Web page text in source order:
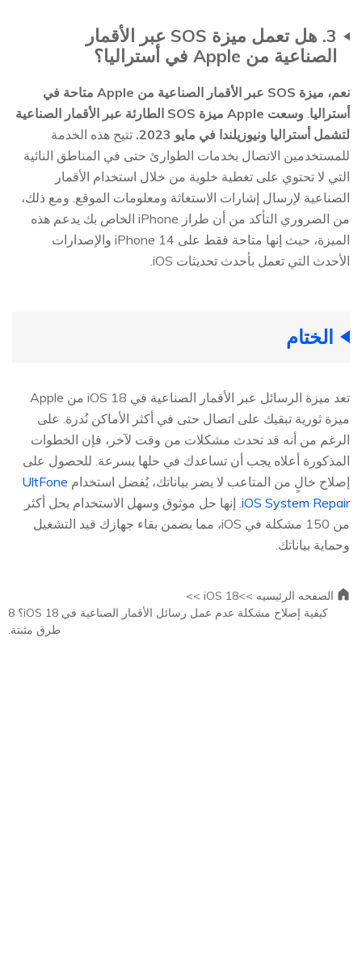
3. هل تعمل ميزة SOS عبر الأقمار
الصناعية من Apple في أستراليا؟
نعم، ميزة SOS عبر الأقمار الصناعية من Apple متاحة في
أستراليا.
وسعت Apple ميزة SOS الطارئة عبر الأقمار الصناعية
لتشمل أستراليا ونيوزيلندا في مايو 2023.
تتيح هذه الخدمة
للمستخدمين الاتصال بخدمات الطوارئ حتى في المناطق النائية
التي لا تحتوي على تغطية خلوية من خلال استخدام الأقمار
الصناعية لإرسال إشارات الاستغاثة ومعلومات الموقع. ومع ذلك،
من الضروري التأكد من أن طراز iPhone الخاص بك يدعم هذه
الميزة، حيث إنها متاحة فقط على iPhone 14 والإصدارات
الأحدث التي تعمل بأحدث تحديثات iOS.
الختام
تعد ميزة الرسائل عبر الأقمار الصناعية في iOS 18 من Apple
ميزة ثورية تبقيك على اتصال حتى في أكثر الأماكن نُدرة. على
الرغم من أنه قد تحدث مشكلات من وقت لآخر، فإن الخطوات
المذكورة أعلاه يجب أن تساعدك في حلها بسرعة. للحصول على
إصلاح خالٍ من المتاعب لا يضر بياناتك، يُفضل استخدام UltFone
iOS System Repair. إنها حل موثوق وسهل الاستخدام يحل أكثر
من 150 مشكلة في iOS، مما يضمن بقاء جهازك قيد التشغيل
وحماية بياناتك.
الصفحه الرئيسيه >>iOS 18 >>
كيفية إصلاح مشكلة عدم عمل رسائل الأقمار الصناعية في iOS 18؟ 8
طرق مثبتة.